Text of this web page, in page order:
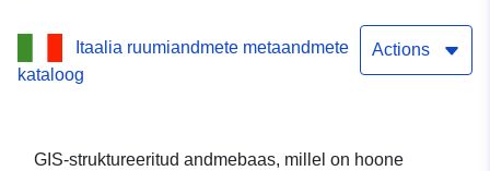
Itaalia ruumiandmete metaandmete
kataloog
Actions
GIS-struktureeritud andmebaas, millel on hoone